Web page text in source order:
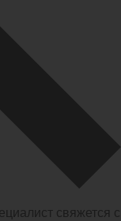
свяжется с